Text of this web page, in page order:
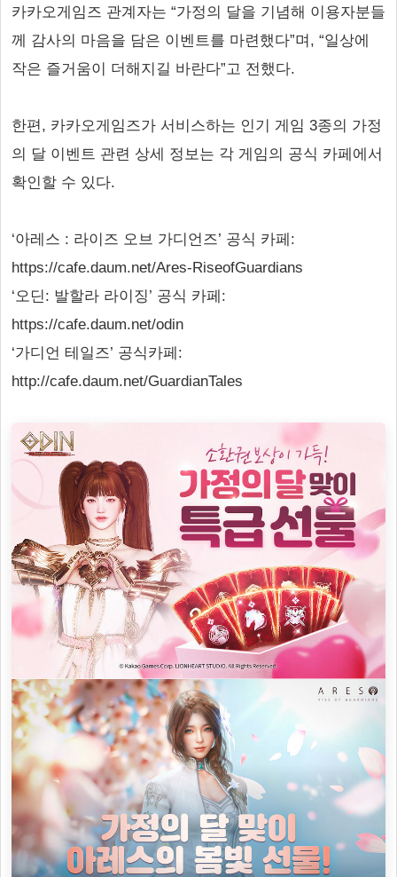
카카오게임즈 관계자는 “가정의 달을 기념해 이용자분들
께 감사의 마음을 담은 이벤트를 마련했다”며, “일상에
작은 즐거움이 더해지길 바란다”고 전했다.
한편, 카카오게임즈가 서비스하는 인기 게임 3종의 가정
의 달 이벤트 관련 상세 정보는 각 게임의 공식 카페에서
확인할 수 있다.
‘아레스 : 라이즈 오브 가디언즈’ 공식 카페:
https://cafe.daum.net/Ares-RiseofGuardians
‘오딘: 발할라 라이징’ 공식 카페:
https://cafe.daum.net/odin
‘가디언 테일즈’ 공식카페:
http://cafe.daum.net/GuardianTales